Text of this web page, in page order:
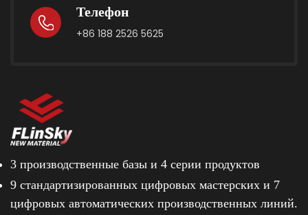
Телефон
+86 188 2526 5625
3 производственные базы и 4 серии продуктов
9 стандартизированных цифровых мастерских и 7
цифровых автоматических производственных линий.